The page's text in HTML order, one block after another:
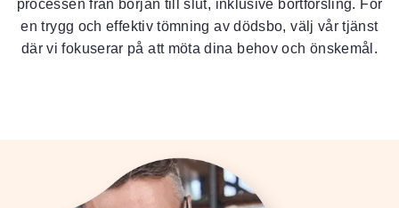
processen från början till slut, inklusive bortforsling. För
en trygg och effektiv tömning av dödsbo, välj vår tjänst
där vi fokuserar på att möta dina behov och önskemål.